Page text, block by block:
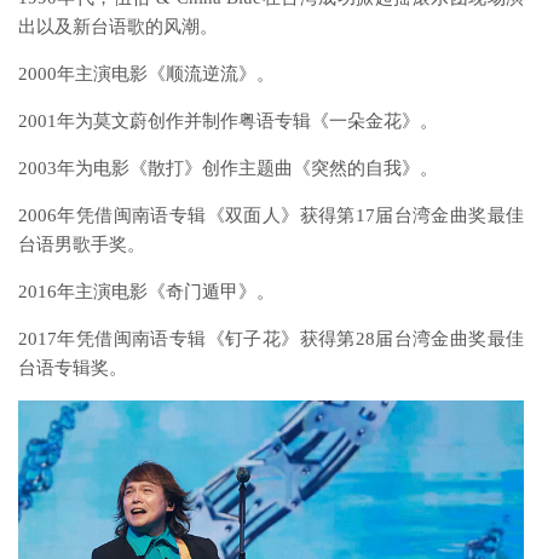
出以及新台语歌的风潮。
2000年主演电影《顺流逆流》。
2001年为莫文蔚创作并制作粤语专辑《一朵金花》。
2003年为电影《散打》创作主题曲《突然的自我》。
2006年凭借闽南语专辑《双面人》获得第17届台湾金曲奖最佳
台语男歌手奖。
2016年主演电影《奇门遁甲》。
2017年凭借闽南语专辑《钉子花》获得第28届台湾金曲奖最佳
台语专辑奖。